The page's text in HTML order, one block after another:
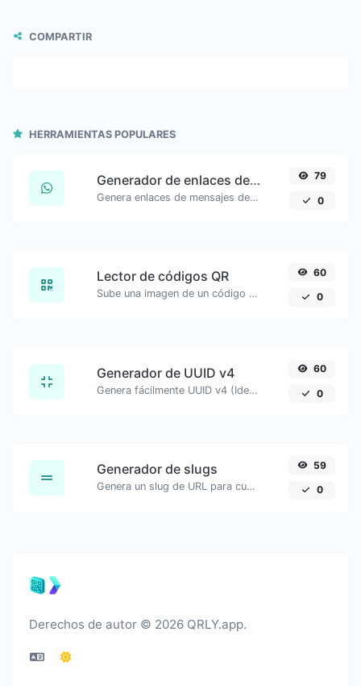
COMPARTIR
HERRAMIENTAS POPULARES
Generador de enlaces de WhatsApp
Genera enlaces de mensajes de WhatsApp con facilidad.
79
0
Lector de códigos QR
Sube una imagen de un código QR y extrae los datos de ella.
60
0
Generador de UUID v4
Genera fácilmente UUID v4 (Identificador único universal) con la ayuda de nuestra herramienta.
60
0
Generador de slugs
Genera un slug de URL para cualquier cadena de entrada.
59
0
Derechos de autor © 2026 QRLY.app.